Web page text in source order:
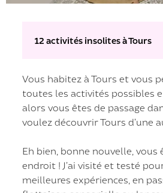
12 activités insolites à Tours
Vous habitez à Tours et vous
toutes les activités possibles
alors vous êtes de passage
voulez découvrir Tours d’une
Eh bien, bonne nouvelle, vous
endroit ! J’ai visité et testé
meilleures expériences, en